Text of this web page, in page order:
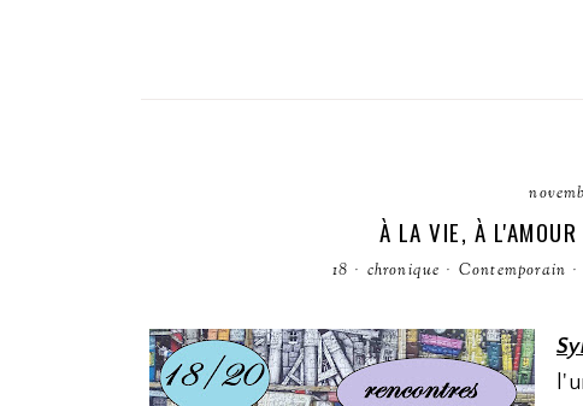
À LA VIE, À
18 · chronique · Contemporain ·